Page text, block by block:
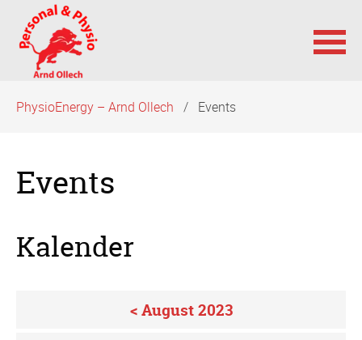
überspringen
PhysioEnergy – Arnd Ollech Events
Events
Kalender
< August 2023